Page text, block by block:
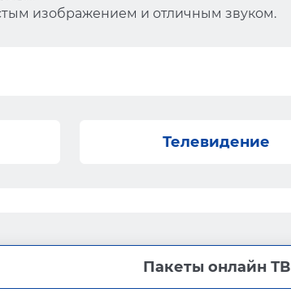
изображением и отличным звуком.
Телевидение
Пакеты онлайн ТВ